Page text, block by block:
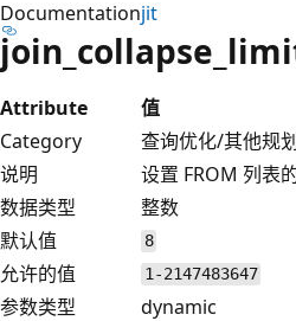
Documentationjit
Attribute
值
Category
查询优化/其他规
说明
设置 FROM 列表
数据类型
整数
默认值
8
允许的值 1-2147483647
参数类型
dynamic